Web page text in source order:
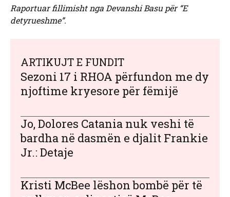
Raportuar fillimisht nga Devanshi Basu për “E
detyrueshme”.
ARTIKUJT E FUNDIT
Sezoni 17 i RHOA përfundon me dy
njoftime kryesore për fëmijë
Jo, Dolores Catania nuk veshi të
bardha në dasmën e djalit Frankie
Jr.: Detaje
Kristi McBee lëshon bombë për të